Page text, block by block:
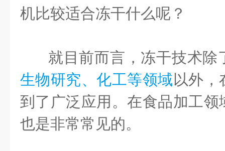
机比较适合冻干什么呢？
就目前而言，冻干技术除
生物研究、化工等领域 以外，
到了广泛应用。在食品加工
也是非常常见的。